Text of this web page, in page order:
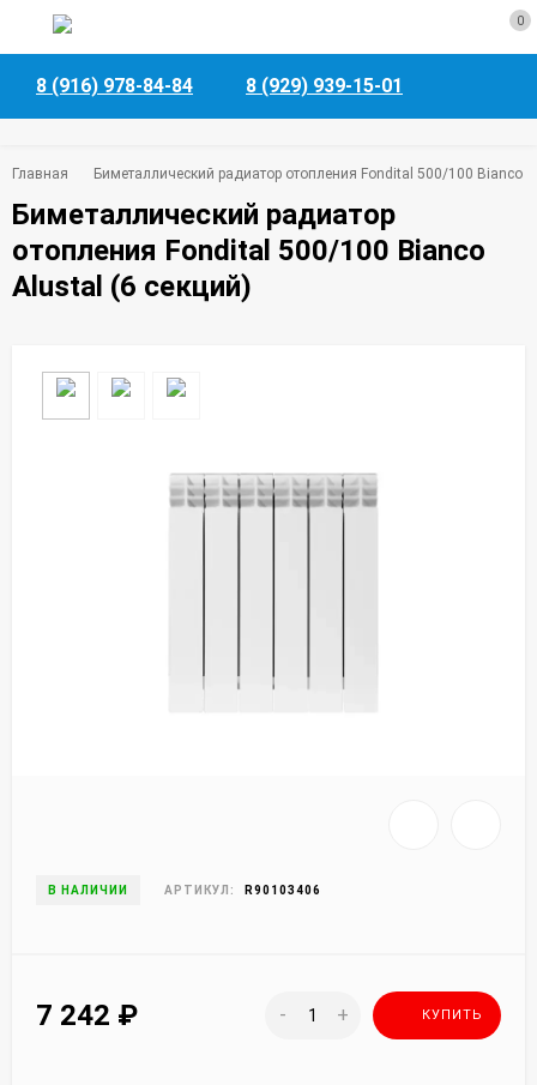
0
8 (916) 978-84-84 8 (929) 939-15-01
Главная Биметаллический радиатор отопления Fondital 500/100 Bianco
Биметаллический радиатор
отопления Fondital 500/100 Bianco
Alustal (6 секций)
В НАЛИЧИИ АРТИКУЛ: R90103406
7 242 ₽ - + КУПИТЬ